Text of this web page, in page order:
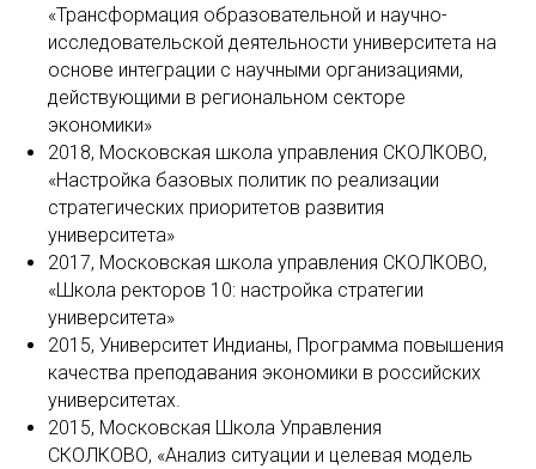
«Трансформация образовательной и научно-
исследовательской деятельности университета на
основе интеграции с научными организациями,
действующими в региональном секторе
экономики»
2018, Московская школа управления СКОЛКОВО,
«Настройка базовых политик по реализации
стратегических приоритетов развития
университета»
2017, Московская школа управления СКОЛКОВО,
«Школа ректоров 10: настройка стратегии
университета»
2015, Университет Индианы, Программа повышения
качества преподавания экономики в российских
университетах.
2015, Московская Школа Управления
СКОЛКОВО, «Анализ ситуации и целевая модель